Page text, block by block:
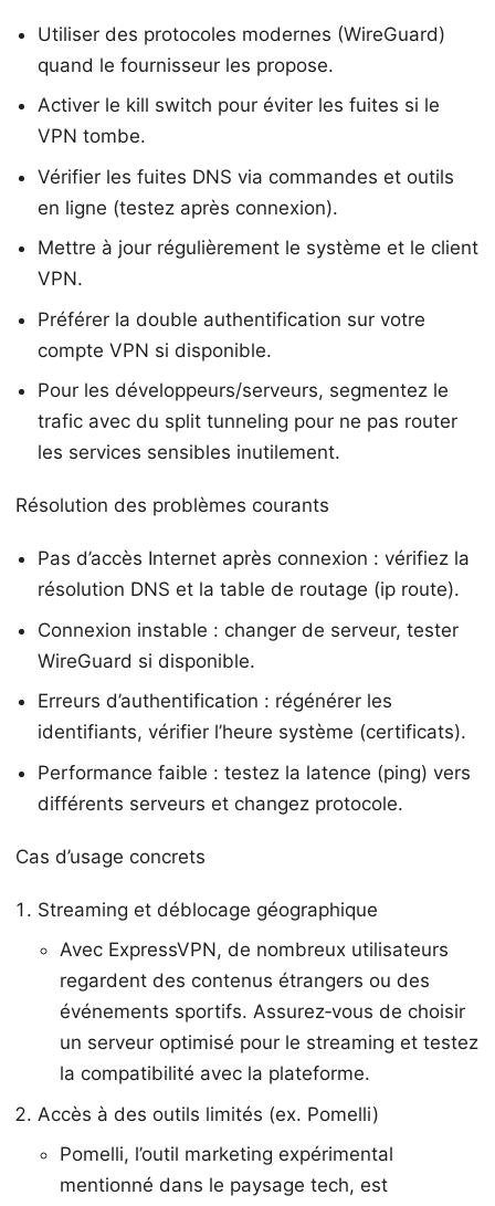
Utiliser des protocoles modernes (WireGuard)
quand le fournisseur les propose.
Activer le kill switch pour éviter les fuites si le
VPN tombe.
Vérifier les fuites DNS via commandes et outils
en ligne (testez après connexion).
Mettre à jour régulièrement le système et le client
VPN.
Préférer la double authentification sur votre
compte VPN si disponible.
Pour les développeurs/serveurs, segmentez le
trafic avec du split tunneling pour ne pas router
les services sensibles inutilement.
Résolution des problèmes courants
Pas d’accès Internet après connexion : vérifiez la
résolution DNS et la table de routage (ip route).
Connexion instable : changer de serveur, tester
WireGuard si disponible.
Erreurs d’authentification : régénérer les
identifiants, vérifier l’heure système (certificats).
Performance faible : testez la latence (ping) vers
différents serveurs et changez protocole.
Cas d’usage concrets
Streaming et déblocage géographique
Avec ExpressVPN, de nombreux utilisateurs
regardent des contenus étrangers ou des
événements sportifs. Assurez‑vous de choisir
un serveur optimisé pour le streaming et testez
la compatibilité avec la plateforme.
Accès à des outils limités (ex. Pomelli)
Pomelli, l’outil marketing expérimental
mentionné dans le paysage tech, est